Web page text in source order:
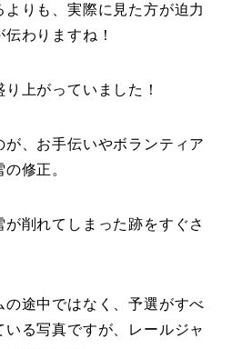
りも、実際に見た方が迫力
わりますね！
上がっていました！
、お手伝いやボランティア
修正。
削れてしまった跡をすぐさ
途中ではなく、予選がすべ
る写真ですが、レールジャ